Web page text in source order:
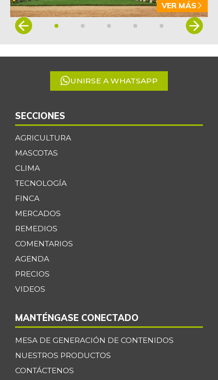
VER MÁS
Item
5
UNIRSE A WHATSAPP
SECCIONES
AGRICULTURA
MASCOTAS
CLIMA
TECNOLOGÍA
FINCA
MERCADOS
REMEDIOS
COMENTARIOS
AGENDA
PRECIOS
VIDEOS
MANTÉNGASE CONECTADO
MESA DE GENERACIÓN DE CONTENIDOS
NUESTROS PRODUCTOS
CONTÁCTENOS